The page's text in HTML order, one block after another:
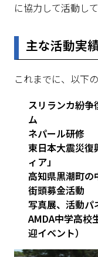
に協力して活動して
主な活動実
これまでに、以下
スリランカ紛争
ム
ネパール研修
東日本大震災復
ィア」
高知県黒潮町
街頭募金活動
写真展、活動パ
AMDA中学高校
迎イベント）